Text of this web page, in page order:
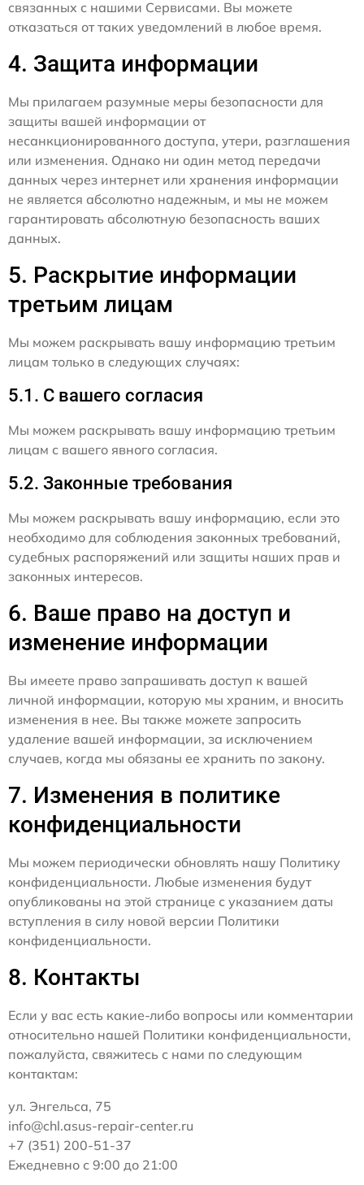
связанных с нашими Сервисами. Вы можете
отказаться от таких уведомлений в любое время.
4. Защита информации
Мы прилагаем разумные меры безопасности для
защиты вашей информации от
несанкционированного доступа, утери, разглашения
или изменения. Однако ни один метод передачи
данных через интернет или хранения информации
не является абсолютно надежным, и мы не можем
гарантировать абсолютную безопасность ваших
данных.
5. Раскрытие информации
третьим лицам
Мы можем раскрывать вашу информацию третьим
лицам только в следующих случаях:
5.1. С вашего согласия
Мы можем раскрывать вашу информацию третьим
лицам с вашего явного согласия.
5.2. Законные требования
Мы можем раскрывать вашу информацию, если это
необходимо для соблюдения законных требований,
судебных распоряжений или защиты наших прав и
законных интересов.
6. Ваше право на доступ и
изменение информации
Вы имеете право запрашивать доступ к вашей
личной информации, которую мы храним, и вносить
изменения в нее. Вы также можете запросить
удаление вашей информации, за исключением
случаев, когда мы обязаны ее хранить по закону.
7. Изменения в политике
конфиденциальности
Мы можем периодически обновлять нашу Политику
конфиденциальности. Любые изменения будут
опубликованы на этой странице с указанием даты
вступления в силу новой версии Политики
конфиденциальности.
8. Контакты
Если у вас есть какие-либо вопросы или комментарии
относительно нашей Политики конфиденциальности,
пожалуйста, свяжитесь с нами по следующим
контактам:
ул. Энгельса, 75
info@chl.asus-repair-center.ru
+7 (351) 200-51-37
Ежедневно с 9:00 до 21:00